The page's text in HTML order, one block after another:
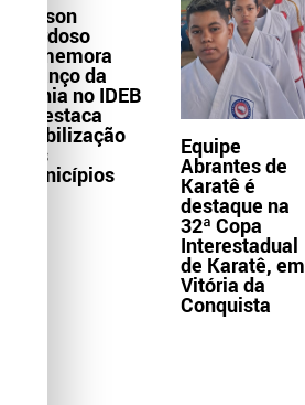
Wilson
Cardoso
comemora
avanço da
Bahia no IDEB
e destaca
mobilização
dos
municípios
Equipe
Abrantes de
Karatê é
destaque na
32ª Copa
Interestadual
de Karatê, em
Vitória da
Conquista